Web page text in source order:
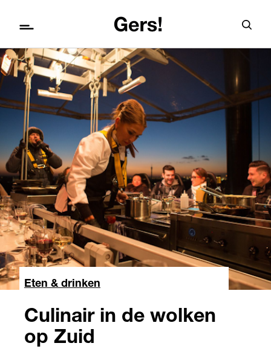
Eten & drinken
Culinair in de wolken
op Zuid